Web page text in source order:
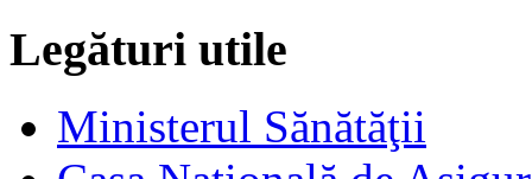
Legături utile
Ministerul Sănătăţii